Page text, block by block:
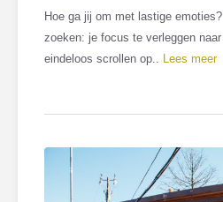
Hoe ga jij om met lastige
zoeken: je focus te verleggen
eindeloos scrollen op.. Lees meer